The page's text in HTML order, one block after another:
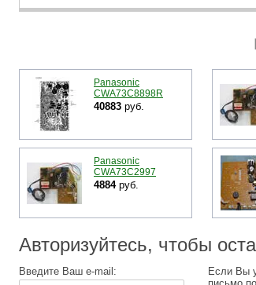
Panasonic
CWA73C8898R
40883 руб.
Panasonic
CWA73C2997
4884руб.
Авторизуйтесь, чтобы
Введите Ваш e-mail:
Если Вы